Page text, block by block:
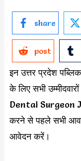
share
post
इन उत्तर प्रदेश
के लिए सभी
Dental Surgeon
करने से पहले सभी
आवेदन करें।